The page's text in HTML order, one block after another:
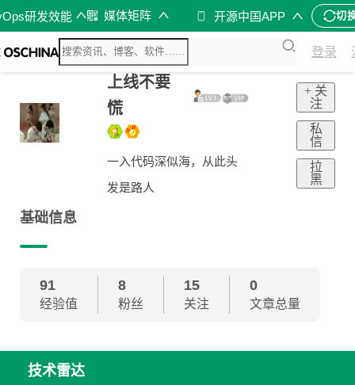
研发效能 媒体矩阵 开源中国APP 切
登录
上线不要
慌
一入代码深似海，从此头
发是路人
+ 关
注
私
信
拉
黑
基础信息
91
经验值
8
粉丝
15
关注
0
文章总量
技术雷达